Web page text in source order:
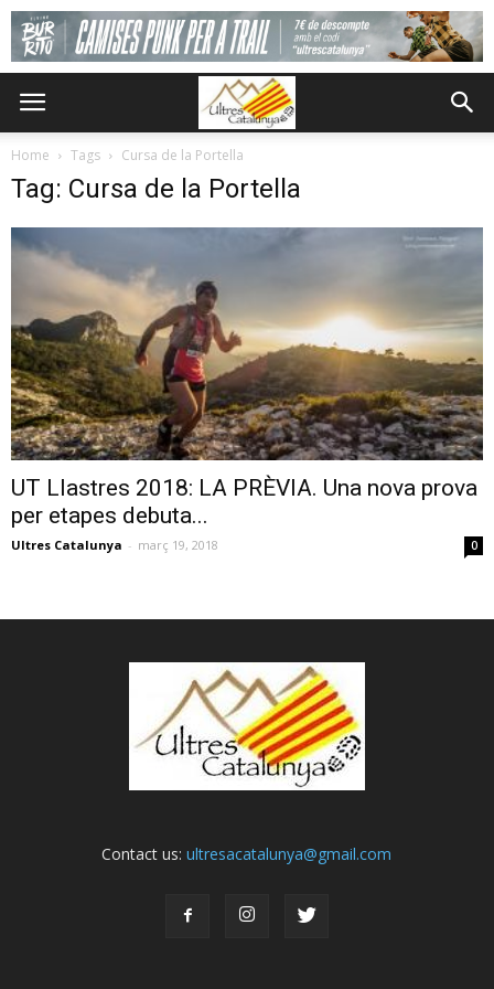
Home Tags Cursa de la Portella
Tag: Cursa de la Portella
UT Llastres 2018: LA PRÈVIA. Una nova prova
per etapes debuta...
Ultres Catalunya - març 19, 2018 0
Contact us:ultresacatalunya@gmail.com